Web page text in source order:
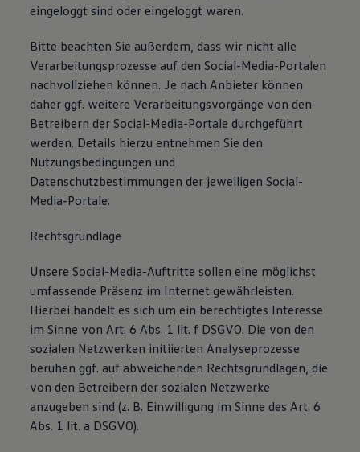
eingeloggt sind oder eingeloggt waren.
Bitte beachten Sie außerdem, dass wir nicht alle
Verarbeitungsprozesse auf den Social-Media-Portalen
nachvollziehen können. Je nach Anbieter können
daher ggf. weitere Verarbeitungsvorgänge von den
Betreibern der Social-Media-Portale durchgeführt
werden. Details hierzu entnehmen Sie den
Nutzungsbedingungen und
Datenschutzbestimmungen der jeweiligen Social-
Media-Portale.
Rechtsgrundlage
Unsere Social-Media-Auftritte sollen eine möglichst
umfassende Präsenz im Internet gewährleisten.
Hierbei handelt es sich um ein berechtigtes Interesse
im Sinne von Art. 6 Abs. 1 lit. f DSGVO. Die von den
sozialen Netzwerken initiierten Analyseprozesse
beruhen ggf. auf abweichenden Rechtsgrundlagen, die
von den Betreibern der sozialen Netzwerke
anzugeben sind (z. B. Einwilligung im Sinne des Art. 6
Abs. 1 lit. a DSGVO).